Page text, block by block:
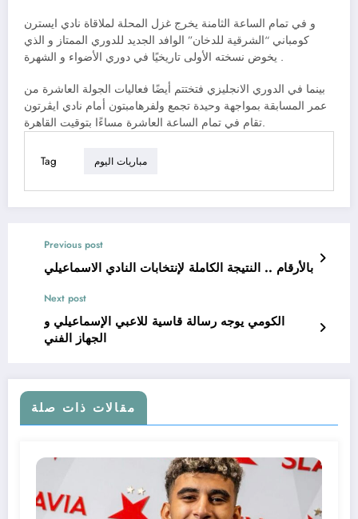
و في تمام الساعة الثامنة يخرج غزل المحلة لملاقاة نادي ايسترن
كومباني “الشرقية للدخان” الوافد الجديد للدوري الممتاز و الذي
يخوض نسخته الأولى تاريخيًا في دوري الأضواء و الشهرة .
بينما في الدوري الانجليزي فتختتم أيضًا فعاليات الجولة العاشرة من
عمر المسابقة بمواجهة وحيدة تجمع ولفرهامبتون أمام نادي ايڤرتون
تقام في تمام الساعة العاشرة مساءًا بتوقيت القاهرة.
Tag مباريات اليوم
Previous post
بالأرقام .. النتيجة الكاملة لإنتخابات النادي الاسماعيلي
Next post
الكومي يوجه رسالة قاسية للاعبي الإسماعيلي و
الجهاز الفني
مقالات ذات صلة